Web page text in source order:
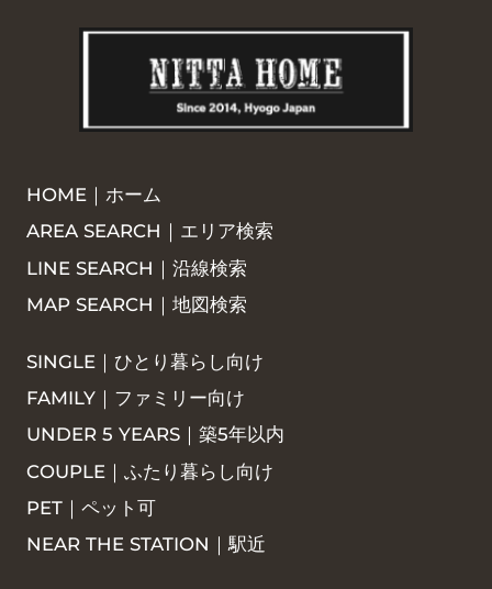
HOME｜ホーム
AREA SEARCH｜エリア検索
LINE SEARCH｜沿線検索
MAP SEARCH｜地図検索
SINGLE｜ひとり暮らし向け
FAMILY｜ファミリー向け
UNDER 5 YEARS｜築5年以内
COUPLE｜ふたり暮らし向け
PET｜ペット可
NEAR THE STATION｜駅近